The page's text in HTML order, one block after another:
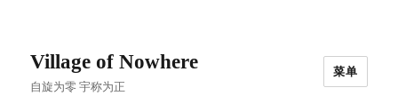
Village of Nowhere
自旋为零 宇称为正
菜单